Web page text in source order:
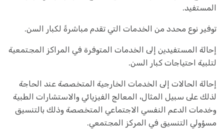
المستفيد.
توفير نوع محدد من الخدمات التي تقدم مباشرةً لكبار السن.
إحالة المستفيدين إلى الخدمات المتوفرة في المراكز المجتمعية
لتلبية احتياجات كبار السن.
إحالة الحالات إلى الخدمات الخارجية المتخصصة عند الحاجة
لذلك على سبيل المثال، المعالج الفيزيائي والاستشارات الطبية
وخدمات الدعم النفسي الاجتماعي المتخصصة وذلك بالتنسيق
مسؤولي التنسيق في المركز المجتمعي.